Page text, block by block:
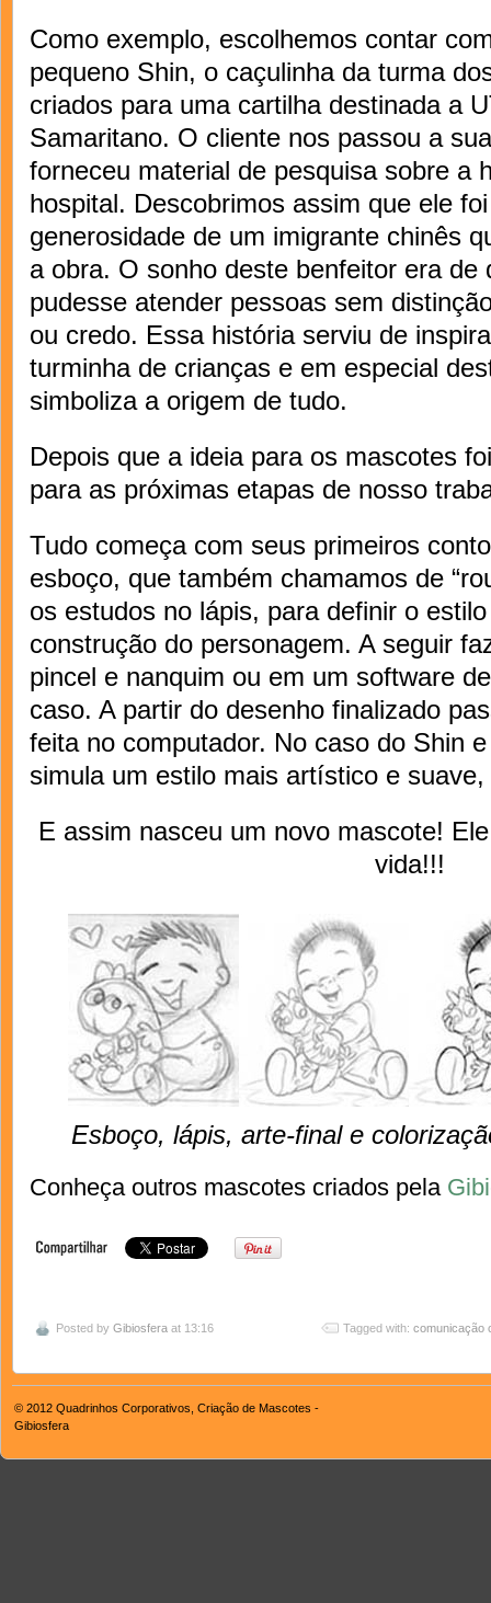
Como exemplo, escolhemos contar
pequeno Shin, o caçulinha da turma
criados para uma cartilha destinada a
Samaritano. O cliente nos passou a
forneceu material de pesquisa sobre a
hospital. Descobrimos assim que ele
generosidade de um imigrante chinês
a obra. O sonho deste benfeitor era de
pudesse atender pessoas sem
ou credo. Essa história serviu de
turminha de crianças e em especial
simboliza a origem de tudo.
Depois que a ideia para os mascotes
para as próximas etapas de nosso
Tudo começa com seus primeiros
esboço, que também chamamos de
os estudos no lápis, para definir o
construção do personagem. A seguir
pincel e nanquim ou em um software
caso. A partir do desenho finalizado
feita no computador. No caso do Shin
simula um estilo mais artístico e
E assim nasceu um novo mascote!
vida!!!
Esboço, lápis, arte-final e
Conheça outros mascotes criados pela
Posted by Gibiosfera at 13:16 Tagged with: comunicação
© 2012 Quadrinhos Corporativos, Criação de Mascotes -
Gibiosfera